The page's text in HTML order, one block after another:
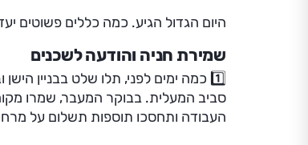
היום הגדול הגיע. כמה כללים פשוטים
שמירת חניה והודעה לשכנים
1️⃣ כמה ימים לפני, תלו שלט בבניין
סביב המעלית. בבוקר המעבר, שמרו
העבודה ותחסכו תוספות תשלום על